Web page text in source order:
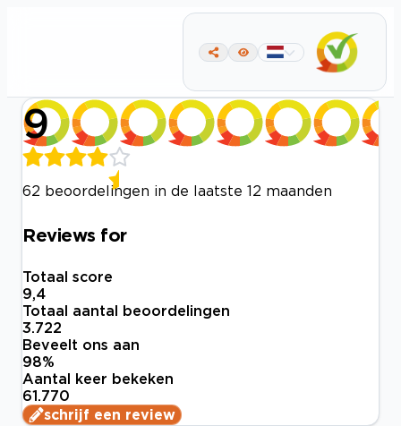
9
62 beoordelingen in de laatste 12 maanden
Reviews for
Totaal score
9,4
Totaal aantal beoordelingen
3.722
Beveelt ons aan
98%
Aantal keer bekeken
61.770
schrijf een review